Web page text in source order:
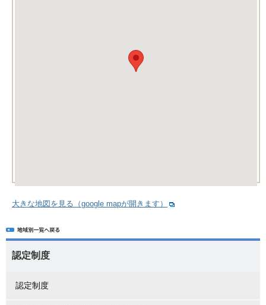
大きな地図を見る（google mapが開きます）
認定制度
認定制度